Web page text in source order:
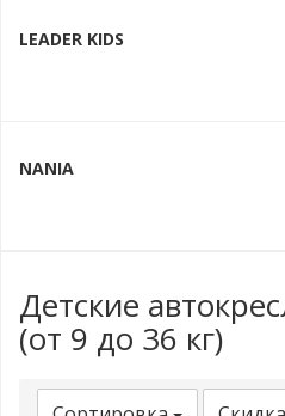
LEADER KIDS
NANIA
Детские
(от 9 до 36 кг)